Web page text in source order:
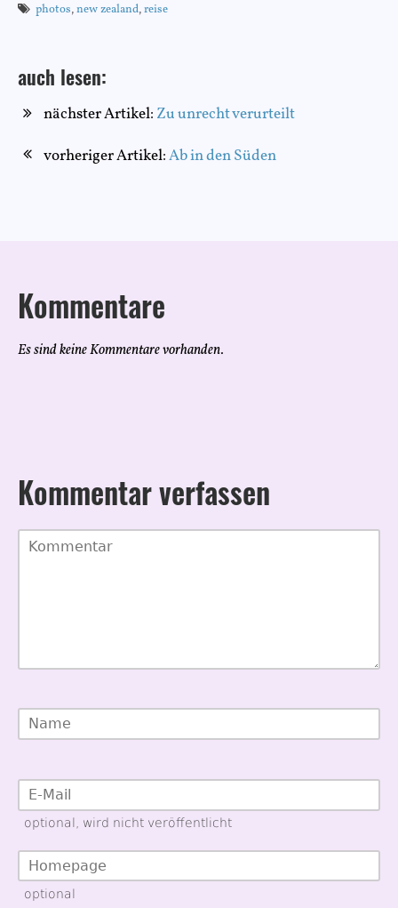
photos,new zealand,reise
auch lesen:
nächster Artikel: Zu unrecht verurteilt
vorheriger Artikel:Ab in den Süden
Kommentare
Es sind keine Kommentare vorhanden.
Kommentar verfassen
optional, wird nicht veröffentlicht
optional